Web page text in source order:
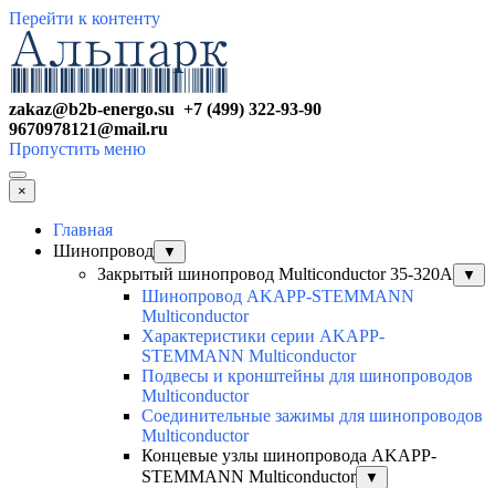
Перейти к контенту
zakaz@b2b-energo.su +7 (499) 322-93-90
9670978121@mail.ru
Пропустить меню
×
Главная
Шинопровод
▼
Закрытый шинопровод Multiconductor 35-320А ▼
Шинопровод AKAPP-STEMMANN
Multiconductor
Характеристики серии AKAPP-
STEMMANN Multiconductor
Подвесы и кронштейны для шинопроводов
Multiconductor
Соединительные зажимы для шинопроводов
Multiconductor
Концевые узлы шинопровода AKAPP-
STEMMANN Multiconductor
▼